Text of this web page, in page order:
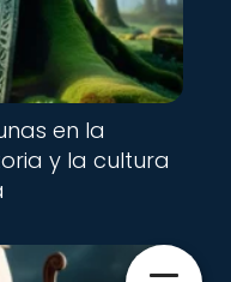
en la
y la cultura